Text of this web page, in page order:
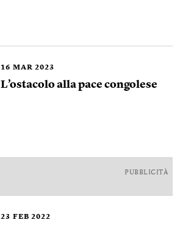
16 MAR 2023
L’ostacolo alla pace congolese
PUBBLICITÀ
23 FEB 2022